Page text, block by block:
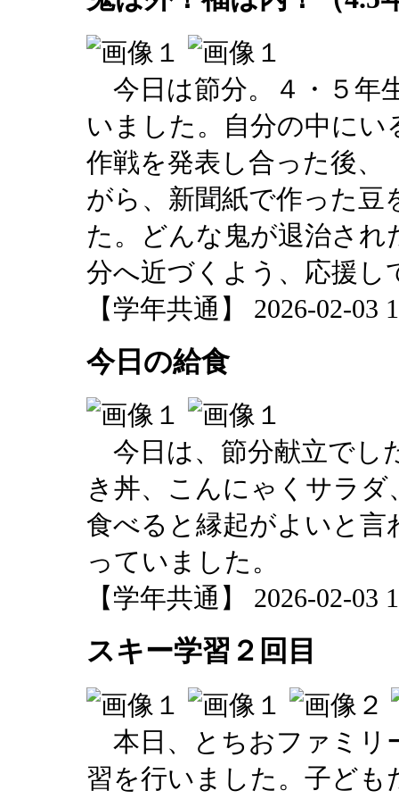
今日は節分。４・５年
いました。自分の中に
作戦を発表し合った後、
がら、新聞紙で作った
た。どんな鬼が退治さ
分へ近づくよう、応援し
【学年共通】 2026-02-03
今日の給食
今日は、節分献立でし
き丼、こんにゃくサラ
食べると縁起がよいと
っていました。
【学年共通】 2026-02-03
スキー学習２回目
本日、とちおファミリ
習を行いました。子ども